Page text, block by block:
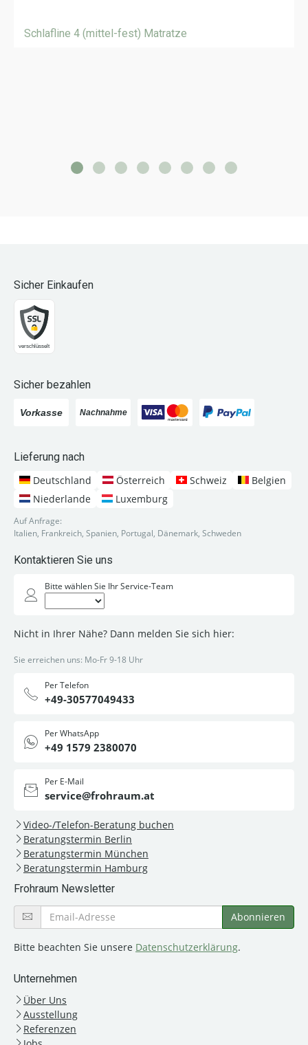
Schlafline 4 (mittel-fest) Matratze
Sicher Einkaufen
Sicher bezahlen
Lieferung nach
Deutschland
Österreich Schweiz
Belgien
Niederlande
Luxemburg
Auf Anfrage:
Italien, Frankreich, Spanien, Portugal, Dänemark, Schweden
Kontaktieren Sie uns
Bitte wählen Sie Ihr Service-Team
Nicht in Ihrer Nähe? Dann melden Sie sich hier:
Sie erreichen uns: Mo-Fr 9-18 Uhr
Per Telefon
+49-30577049433
Per WhatsApp
+49 1579 2380070
Per E-Mail
service@frohraum.at
Video-/Telefon-Beratung buchen
Beratungstermin Berlin
Beratungstermin München
Beratungstermin Hamburg
Frohraum Newsletter
Bitte beachten Sie unsere Datenschutzerklärung.
Unternehmen
Über Uns
Ausstellung
Referenzen